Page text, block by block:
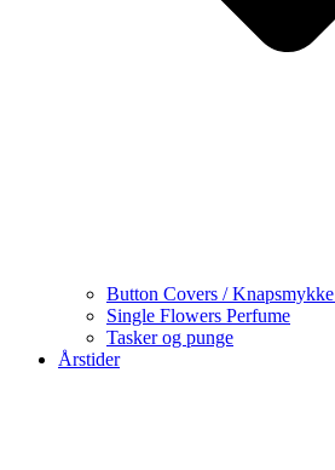
Button Covers /
Single Flowers Perfume
Tasker og punge
Årstider